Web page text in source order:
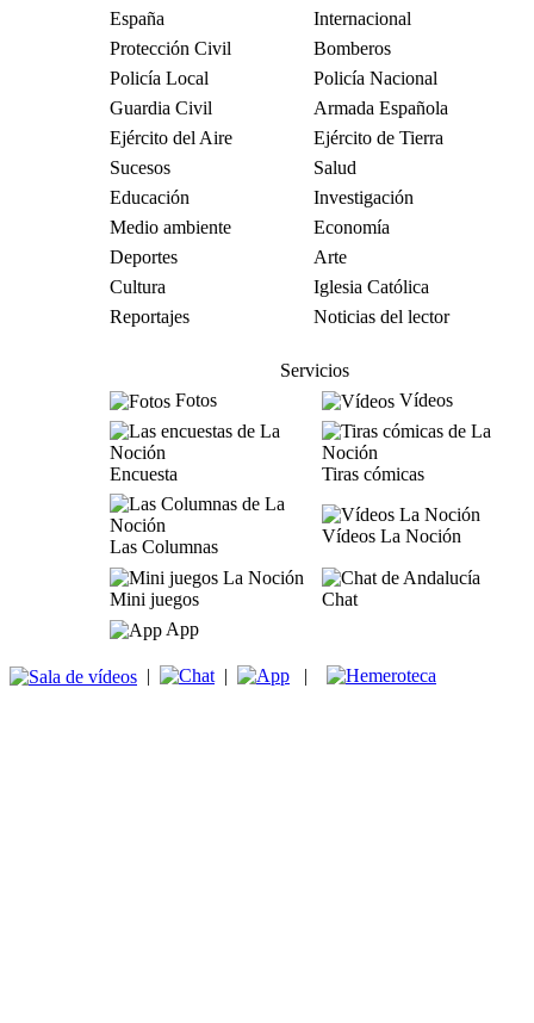
España
Internacional
Protección Civil
Bomberos
Policía Local
Policía Nacional
Guardia Civil
Armada Española
Ejército del Aire
Ejército de Tierra
Sucesos
Salud
Educación
Investigación
Medio ambiente
Economía
Deportes
Arte
Cultura
Iglesia Católica
Reportajes
Noticias del lector
Servicios
Fotos
Vídeos
Encuesta Tiras cómicas
Las Columnas
Vídeos La Noción
Mini juegos
Chat
App
| | |